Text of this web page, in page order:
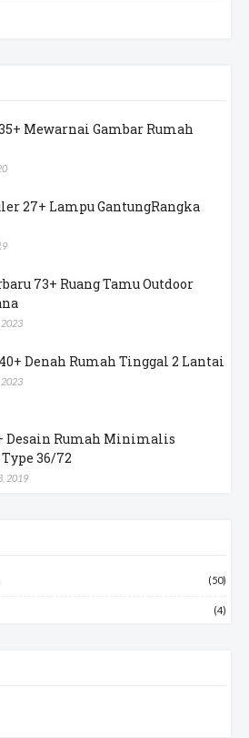
Mewarnai Gambar Rumah
27+ Lampu GantungRangka
73+ Ruang Tamu Outdoor
Denah Rumah Tinggal 2 Lantai
Desain Rumah Minimalis
36/72
2019
(50)
(4)